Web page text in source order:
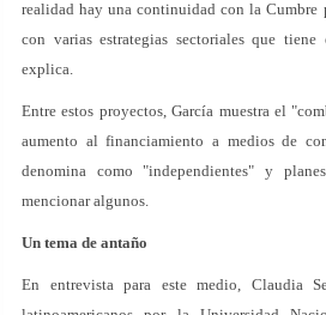
realidad hay una continuidad con la Cumbre
con varias estrategias sectoriales que
explica.
Entre estos proyectos, García muestra el
aumento al financiamiento a medios de
denomina como "independientes" y
mencionar algunos.
Un tema de antaño
En entrevista para este medio, Claudia